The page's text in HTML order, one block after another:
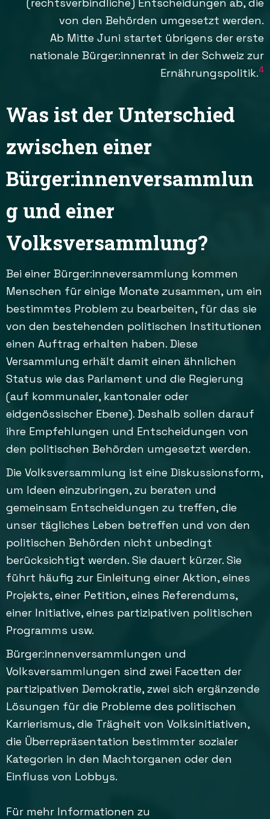
von den Behörden umgesetzt werden.
Ab Mitte Juni startet übrigens der erste
nationale Bürger:innenrat in der Schweiz zur
Ernährungspolitik.4
Was ist der Unterschied
zwischen einer
Bürger:innenversammlun
g und einer
Volksversammlung?
Bei einer Bürger:inneversammlung kommen
Menschen für einige Monate zusammen, um ein
bestimmtes Problem zu bearbeiten, für das sie
von den bestehenden politischen Institutionen
einen Auftrag erhalten haben. Diese
Versammlung erhält damit einen ähnlichen
Status wie das Parlament und die Regierung
(auf kommunaler, kantonaler oder
eidgenössischer Ebene). Deshalb sollen darauf
ihre Empfehlungen und Entscheidungen von
den politischen Behörden umgesetzt werden.
Die Volksversammlung ist eine Diskussionsform,
um Ideen einzubringen, zu beraten und
gemeinsam Entscheidungen zu treffen, die
unser tägliches Leben betreffen und von den
politischen Behörden nicht unbedingt
berücksichtigt werden. Sie dauert kürzer. Sie
führt häufig zur Einleitung einer Aktion, eines
Projekts, einer Petition, eines Referendums,
einer Initiative, eines partizipativen politischen
Programms usw.
Bürger:innenversammlungen und
Volksversammlungen sind zwei Facetten der
partizipativen Demokratie, zwei sich ergänzende
Lösungen für die Probleme des politischen
Karrierismus, die Trägheit von Volksinitiativen,
die Überrepräsentation bestimmter sozialer
Kategorien in den Machtorganen oder den
Einfluss von Lobbys.
Für mehr Informationen zu